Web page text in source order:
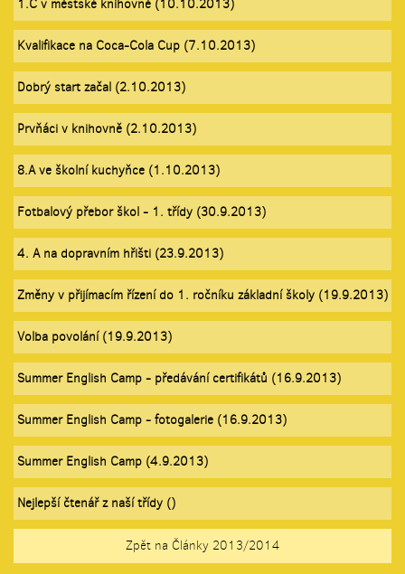
1.C v městské knihovně (10.10.2013)
Kvalifikace na Coca-Cola Cup (7.10.2013)
Dobrý start začal (2.10.2013)
Prvňáci v knihovně (2.10.2013)
8.A ve školní kuchyňce (1.10.2013)
Fotbalový přebor škol - 1. třídy (30.9.2013)
4. A na dopravním hřišti (23.9.2013)
Změny v přijímacím řízení do 1. ročníku základní školy (19.9.2013)
Volba povolání (19.9.2013)
Summer English Camp - předávání certifikátů (16.9.2013)
Summer English Camp - fotogalerie (16.9.2013)
Summer English Camp (4.9.2013)
Nejlepší čtenář z naší třídy ()
Zpět na Články 2013/2014